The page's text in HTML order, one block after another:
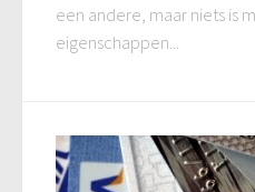
een andere, maar niets is
eigenschappen...